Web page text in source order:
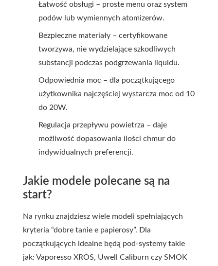
Łatwość obsługi – proste menu oraz system
podów lub wymiennych atomizerów.
Bezpieczne materiały – certyfikowane
tworzywa, nie wydzielające szkodliwych
substancji podczas podgrzewania liquidu.
Odpowiednia moc – dla początkującego
użytkownika najczęściej wystarcza moc od 10
do 20W.
Regulacja przepływu powietrza – daje
możliwość dopasowania ilości chmur do
indywidualnych preferencji.
Jakie modele polecane są na
start?
Na rynku znajdziesz wiele modeli spełniających
kryteria “dobre tanie e papierosy”. Dla
początkujących idealne będą pod-systemy takie
jak: Vaporesso XROS, Uwell Caliburn czy SMOK